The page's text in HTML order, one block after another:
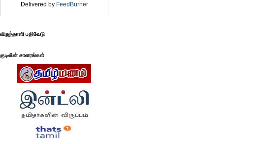
Delivered by FeedBurner
விருந்தாளி பதிவேடு
குடிலின் சாளரங்கள்